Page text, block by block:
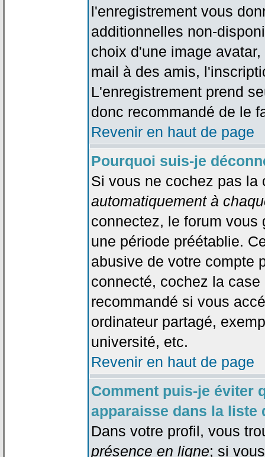
l'enregistrement vous
additionnelles non-
choix d'une image
mail à des amis,
L'enregistrement prend
donc recommandé de le
Revenir en haut de page
Pourquoi suis-je
Si vous ne cochez pas
automatiquement à
connectez, le forum vous
une période préétablie.
abusive de votre compte
connecté, cochez la
recommandé si vous
ordinateur partagé,
université, etc.
Revenir en haut de page
Comment puis-je éviter
apparaisse dans la liste
Dans votre profil, vous
présence en ligne; si